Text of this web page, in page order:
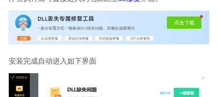
安装完成自动进入如下界面